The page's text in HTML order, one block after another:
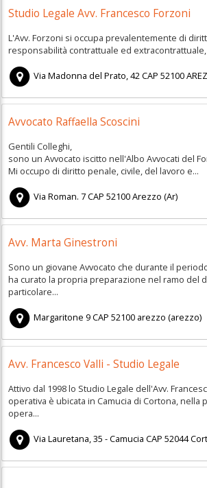
Studio Legale Avv. Francesco Forzoni
L'Avv. Forzoni si occupa prevalentemente di
responsabilità contrattuale ed
Via Madonna del Prato, 42CAP52100
Avvocato Raffaella Scoscini
Gentili Colleghi,
sono un Avvocato iscitto nell'Albo Avvocati del
Mi occupo di diritto penale, civile, del lavoro e...
Via Roman. 7CAP52100Arezzo (Ar)
Avv. Marta Ginestroni
Sono un giovane Avvocato che durante il
ha curato la propria preparazione nel ramo del
particolare...
Margaritone 9CAP52100 arezzo (arezzo)
Avv. Francesco Valli - Studio Legale
Attivo dal 1998 lo Studio Legale dell'Avv.
operativa è ubicata in Camucia di Cortona, nella
opera...
Via Lauretana, 35 - Camucia CAP52044